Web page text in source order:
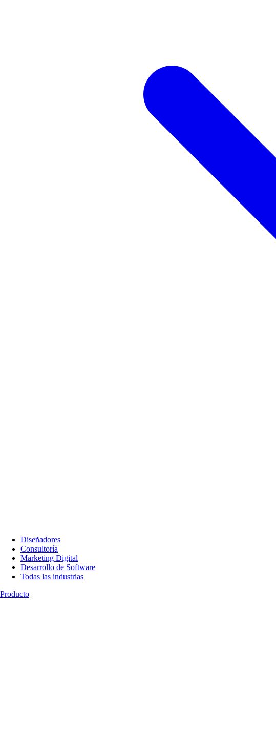
Diseñadores
Consultoría
Marketing Digital
Desarrollo de Software
Todas las industrias
Producto